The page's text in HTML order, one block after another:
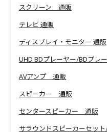
スクリーン 通販
テレビ 通販
ディスプレイ・モニター 通販
AVアンプ 通販
スピーカー 通販
センタースピーカー 通販